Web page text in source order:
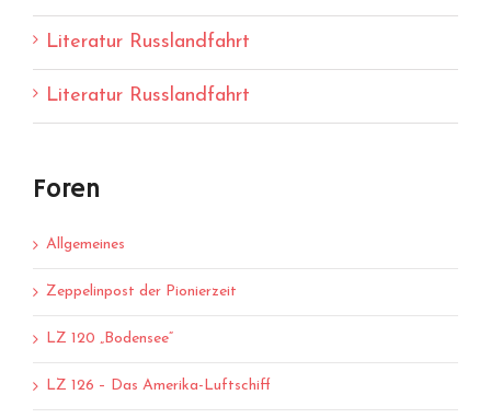
Literatur Russlandfahrt
Literatur Russlandfahrt
Foren
Allgemeines
Zeppelinpost der Pionierzeit
LZ 120 „Bodensee“
LZ 126 – Das Amerika-Luftschiff